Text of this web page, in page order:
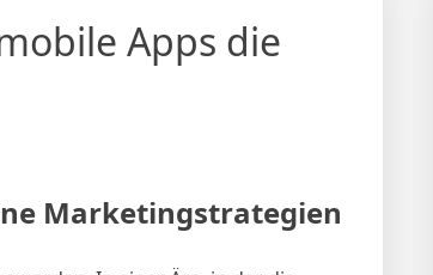
Apps die
Marketingstrategien